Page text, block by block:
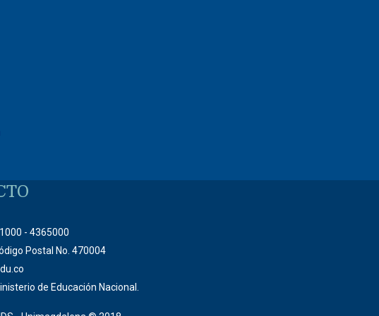
- 4365000
Postal No. 470004
de Educación Nacional.